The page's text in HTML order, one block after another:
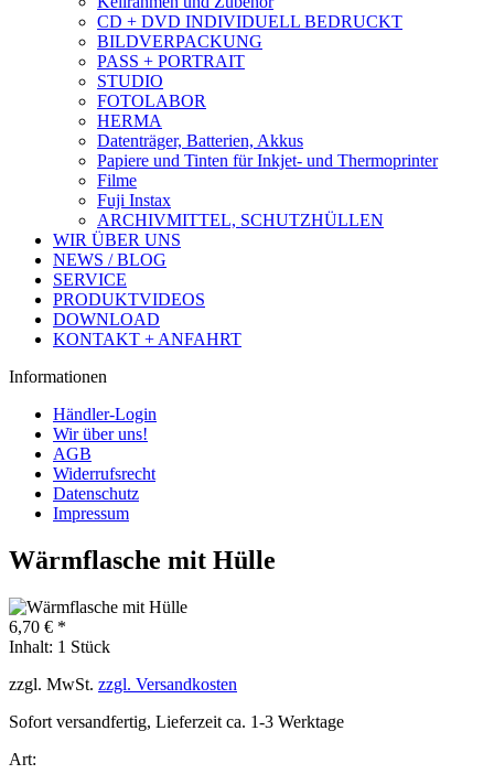
CD + DVD INDIVIDUELL BEDRUCKT
BILDVERPACKUNG
PASS + PORTRAIT
STUDIO
FOTOLABOR
HERMA
Datenträger, Batterien, Akkus
Papiere und Tinten für Inkjet- und Thermoprinter
Filme
Fuji Instax
ARCHIVMITTEL, SCHUTZHÜLLEN
WIR ÜBER UNS
NEWS / BLOG
SERVICE
PRODUKTVIDEOS
DOWNLOAD
KONTAKT + ANFAHRT
Informationen
Händler-Login
Wir über uns!
AGB
Widerrufsrecht
Datenschutz
Impressum
Wärmflasche mit Hülle
6,70 € *
Inhalt: 1 Stück
zzgl. MwSt. zzgl. Versandkosten
Sofort versandfertig, Lieferzeit ca. 1-3 Werktage
Art: